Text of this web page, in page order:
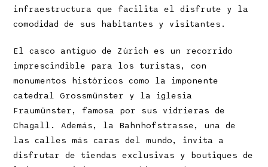
infraestructura que facilita el disfrute y la
comodidad de sus habitantes y visitantes.
El casco antiguo de Zúrich es un recorrido
imprescindible para los turistas, con
monumentos históricos como la imponente
catedral Grossmünster y la iglesia
Fraumünster, famosa por sus vidrieras de
Chagall. Además, la Bahnhofstrasse, una de
las calles más caras del mundo, invita a
disfrutar de tiendas exclusivas y boutiques de